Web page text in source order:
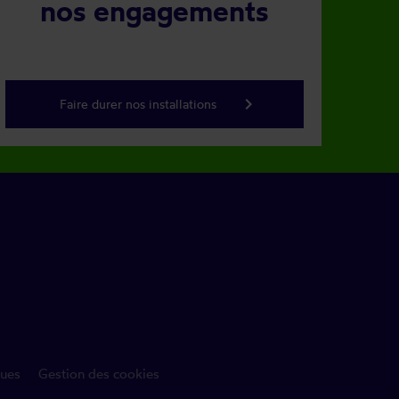
nos engagements
Faire durer nos installations keyboard_arrow_right
Gestion des cookies